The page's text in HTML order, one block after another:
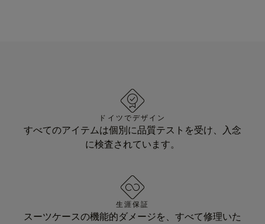
ドイツでデザイン
すべてのアイテムは個別に品質テストを受け、入念
に検査されています。
生涯保証
スーツケースの機能的ダメージを、すべて修理いた